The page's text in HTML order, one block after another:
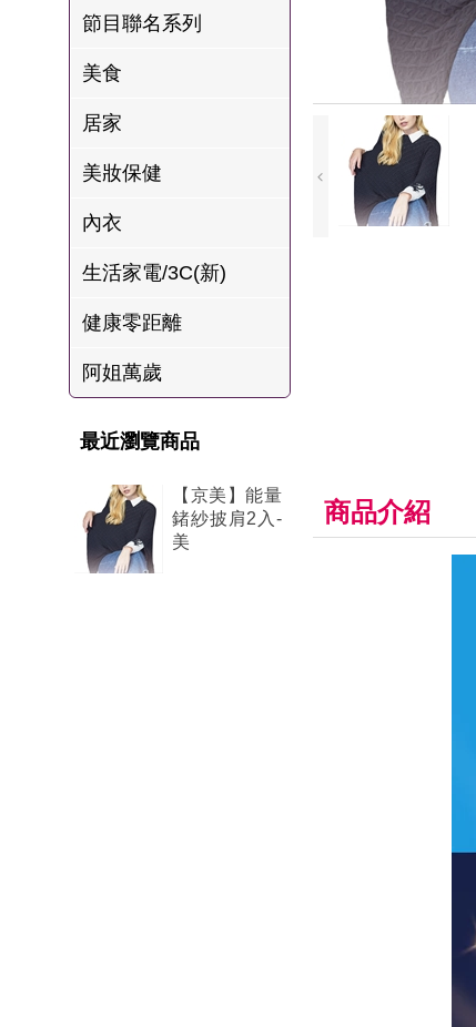
鮮蝦蝦滑
愛雅辣呦
沈玉琳代言羊
海瑞摃丸
八兩排烤肉組
台塑生醫
節目聯名系列
美食
居家
美妝保健
內衣
生活家電/3C(新)
健康零距離
阿姐萬歲
最近瀏覽商品
【京美】能量
鍺紗披肩2入-
美
商品介紹